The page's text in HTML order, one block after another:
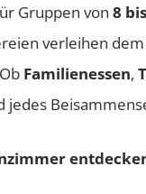
Gruppen von 8
verleihen
Familienessen,
jedes